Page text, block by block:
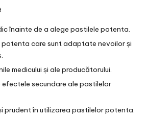
înainte de a alege pastilele potenta.
potenta care sunt adaptate nevoilor și
medicului și ale producătorului.
efectele secundare ale pastilelor
prudent în utilizarea pastilelor potenta.